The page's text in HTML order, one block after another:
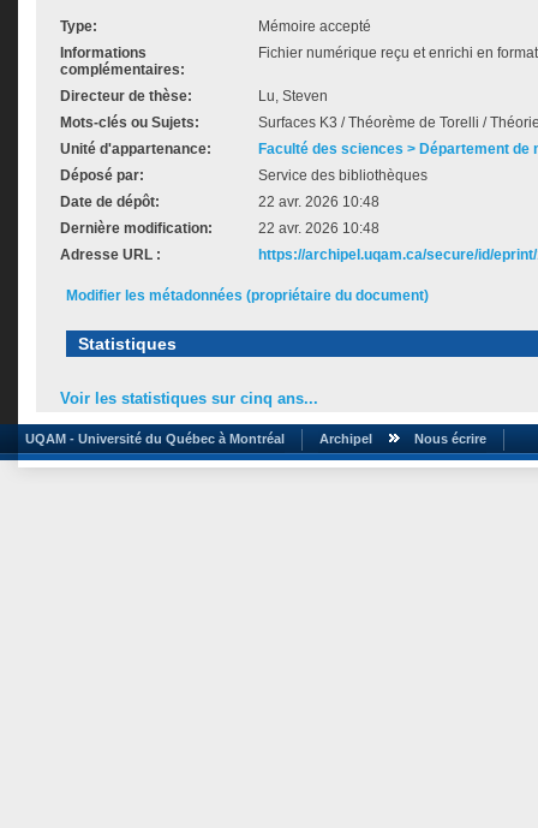
Type:
Mémoire accepté
Informations
complémentaires:
Fichier numérique reçu et enrichi en
Directeur de thèse:
Lu, Steven
Mots-clés ou Sujets:
Surfaces K3 / Théorème de Torelli /
Unité d'appartenance:
Faculté des sciences > Département de
Déposé par:
Service des bibliothèques
Date de dépôt:
22 avr. 2026 10:48
Dernière modification:
22 avr. 2026 10:48
Adresse URL :
https://archipel.uqam.ca/secure/id/
Modifier les métadonnées (propriétaire du document)
Statistiques
Voir les statistiques sur cinq ans...
UQAM - Université du Québec à Montréal Archipel Nous écrire